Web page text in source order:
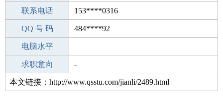
期望月薪
联系电话 153****0316
手机号码 153****0316
QQ 号 码 484****92
微信号码
电脑水平
外语水平
求职意向 -
本文链接：http://www.qsstu.com/jianli/2489.html